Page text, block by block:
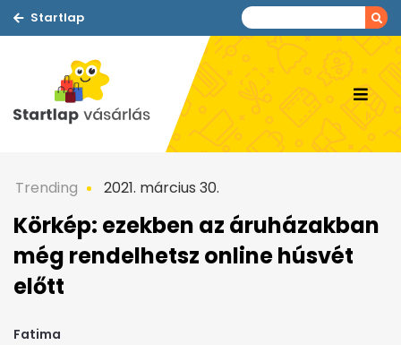
Startlap
Trending 2021. március 30.
Körkép: ezekben az áruházakban
még rendelhetsz online húsvét
előtt
Fatima